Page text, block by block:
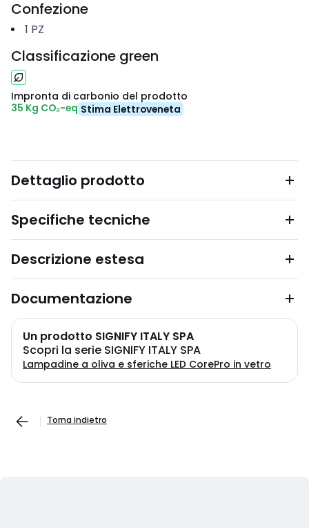
Confezione
1 PZ
Classificazione green
Impronta di carbonio del prodotto
35 Kg CO₂-eq Stima Elettroveneta
Dettaglio prodotto
Specifiche tecniche
Descrizione estesa
Documentazione
Un prodotto SIGNIFY ITALY SPA
Scopri la serie SIGNIFY ITALY SPA
Lampadine a oliva e sferiche LED CorePro in vetro
Torna indietro